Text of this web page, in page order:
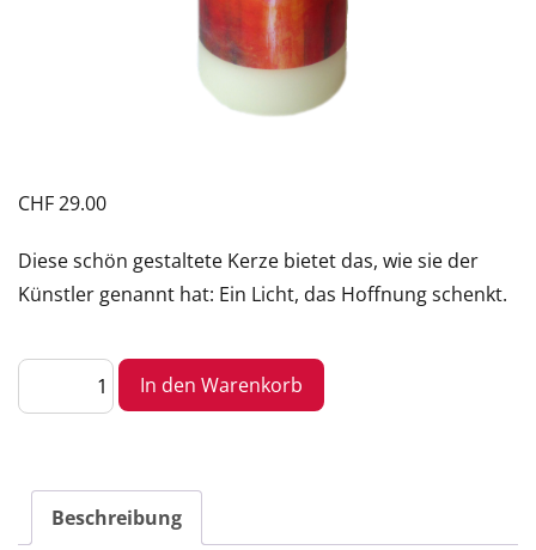
CHF29.00
Diese schön gestaltete Kerze bietet das, wie sie der
Künstler genannt hat: Ein Licht, das Hoffnung schenkt.
Kerze
der
In den Warenkorb
Beschreibung